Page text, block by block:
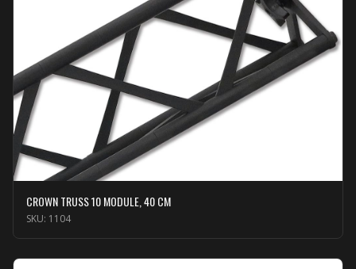
CROWN TRUSS 10 MODULE, 40 CM
SKU: 1104